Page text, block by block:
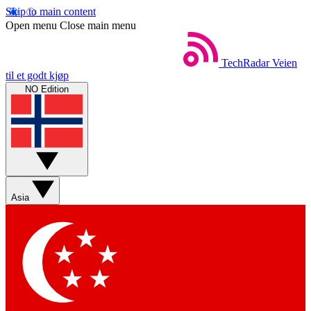
Skip to main content
Open menu Close main menu
TechRadar Veien
til et godt kjøp
NO Edition
Asia